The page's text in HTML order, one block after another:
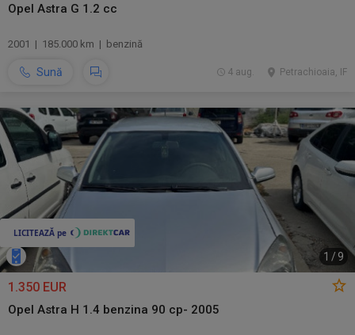
Opel Astra G 1.2 cc
2001 | 185.000 km | benzină
Sună Petrachioaia, IF
4 aug.
1 / 9
1.350 EUR
Opel Astra H 1.4 benzina 90 cp- 2005